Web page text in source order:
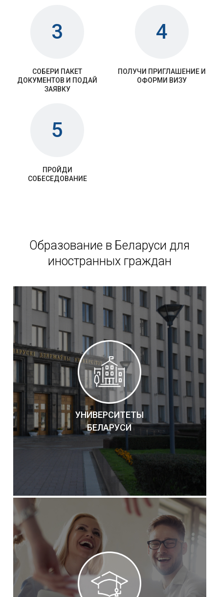
3
СОБЕРИ ПАКЕТ
ДОКУМЕНТОВ И ПОДАЙ
ЗАЯВКУ
4
ПОЛУЧИ ПРИГЛАШЕНИЕ И
ОФОРМИ ВИЗУ
5
ПРОЙДИ
СОБЕСЕДОВАНИЕ
Образование в Беларуси для
иностранных граждан
УНИВЕРСИТЕТЫ
БЕЛАРУСИ